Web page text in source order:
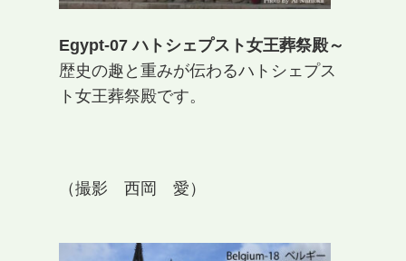
Egypt-07 ハトシェプスト女王葬祭殿～
歴史の趣と重みが伝わるハトシェプス
ト女王葬祭殿です。
（撮影 西岡 愛）